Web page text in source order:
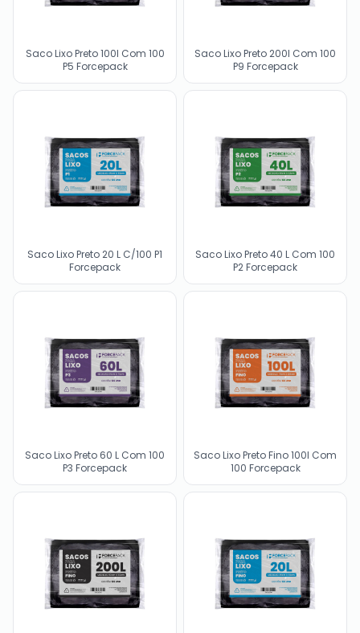
Saco Lixo Preto 100l Com 100
P5 Forcepack
Saco Lixo Preto 200l Com 100
P9 Forcepack
Saco Lixo Preto 20 L C/100 P1
Forcepack
Saco Lixo Preto 40 L Com 100
P2 Forcepack
Saco Lixo Preto 60 L Com 100
P3 Forcepack
Saco Lixo Preto Fino 100l Com
100 Forcepack